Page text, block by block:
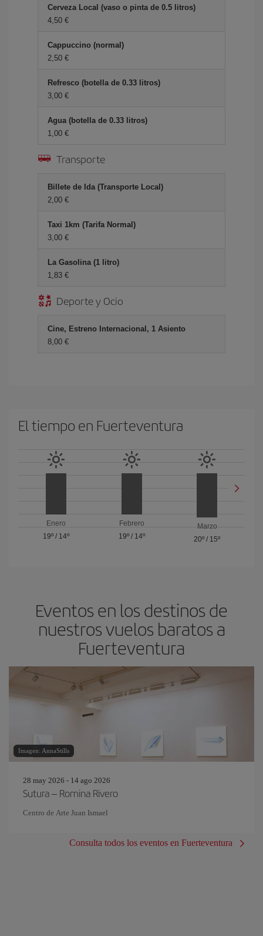
Cerveza Local (vaso o pinta de 0.5 litros)
4,50 €
Cappuccino (normal)
2,50 €
Refresco (botella de 0.33 litros)
3,00 €
Agua (botella de 0.33 litros)
1,00 €
Transporte
Billete de Ida (Transporte Local)
2,00 €
Taxi 1km (Tarifa Normal)
3,00 €
La Gasolina (1 litro)
1,83 €
Deporte y Ocio
Cine, Estreno Internacional, 1 Asiento
8,00 €
El tiempo en Fuerteventura
Enero
19º/ 14º
Febrero
19º/ 14º
Marzo
20º / 15º
Eventos en los destinos de
nuestros vuelos baratos a
Fuerteventura
Imagen: AnnaStills
28 may 2026 - 14 ago 2026
Sutura – Romina Rivero
Centro de Arte Juan Ismael
Consulta todos los eventos en Fuerteventura